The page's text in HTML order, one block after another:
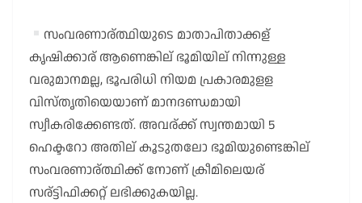
സംവരണാര്ത്ഥിയുടെ മാതാപിതാക്കള്
കൃഷിക്കാര് ആണെങ്കില് ഭൂമിയില് നിന്നുള്ള
വരുമാനമല്ല, ഭൂപരിധി നിയമ പ്രകാരമുളള
വിസ്തൃതിയെയാണ് മാനദണ്ഡമായി
സ്വീകരിക്കേണ്ടത്. അവര്ക്ക് സ്വന്തമായി 5
ഹെക്ടറോ അതില് കൂടുതലോ ഭൂമിയുണ്ടെങ്കില്
സംവരണാര്ത്ഥിക്ക് നോണ് ക്രീമിലെയര്
സര്ട്ടിഫിക്കറ്റ് ലഭിക്കുകയില്ല.